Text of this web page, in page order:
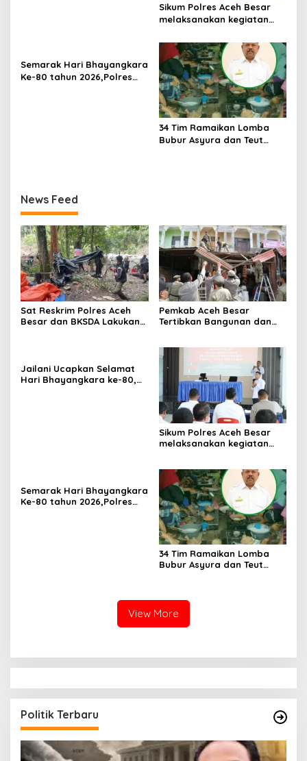
Sikum Polres Aceh Besar
melaksanakan kegiatan
Penyelidikan, Penyidikan,
dan Praperadilan Menurut
KUHP dan KUHAP Baru
Semarak Hari Bhayangkara
Ke-80 tahun 2026,Polres
34 Tim Ramaikan Lomba
Bubur Asyura dan Teut
News Feed
Sat Reskrim Polres Aceh
Besar dan BKSDA Lakukan
Kawasan Hutan Jantho
Pemkab Aceh Besar
Tertibkan Bangunan dan
Jailani Ucapkan Selamat
Hari Bhayangkara ke-80,
Sikum Polres Aceh Besar
melaksanakan kegiatan
dan Praperadilan Menurut
KUHP dan KUHAP Baru
Semarak Hari Bhayangkara
Ke-80 tahun 2026,Polres
34 Tim Ramaikan Lomba
Bubur Asyura dan Teut
View More
Politik Terbaru